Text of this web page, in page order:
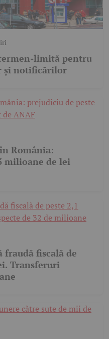
limită pentru
și notificărilor
România:
milioane de lei
fraudă fiscală de
Transferuri